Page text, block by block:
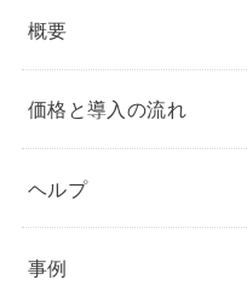
概要
価格と導入の流れ
ヘルプ
事例